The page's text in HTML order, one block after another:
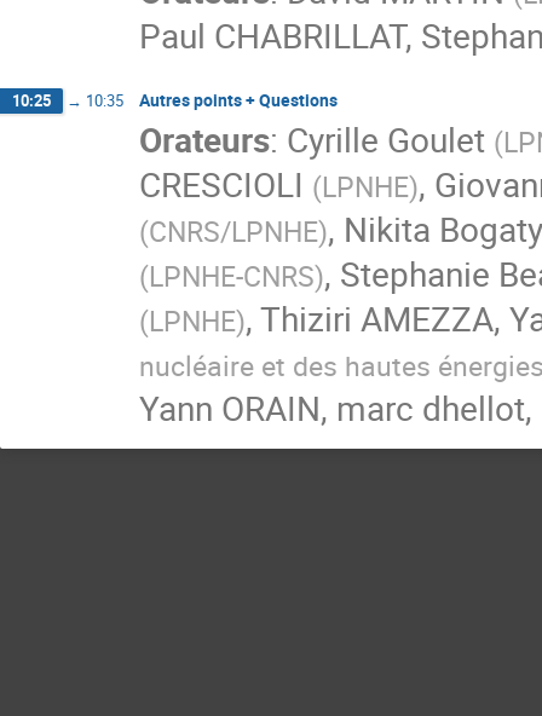
Paul CHABRILLAT,
10:25 → 10:35 Autres points + Questions
Orateurs: Cyrille Goulet (
CRESCIOLI (LPNHE),
(CNRS/LPNHE), Nikita
(LPNHE-CNRS), Stephanie
(LPNHE),Thiziri AMEZZA,
nucléaire et des hautes
Yann ORAIN, marc dhellot,